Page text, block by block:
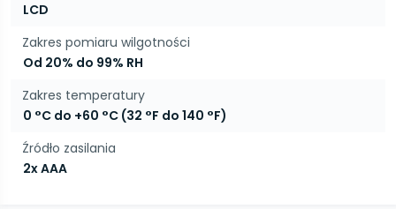
LCD
Zakres pomiaru wilgotności
Od 20% do 99% RH
Zakres temperatury
0 °C do +60 °C (32 °F do 140 °F)
Źródło zasilania
2x AAA